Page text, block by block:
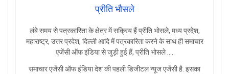
प्रीति भौसले
लंबे समय से पत्रकारिता के क्षेत्र में सक्रिय हैं प्रीति भोसले, मध्य प्रदेश,
महाराष्ट्र, उत्तर प्रदेश, दिल्ली आदि में पत्रकारिता करने के साथ ही समाचार
एजेंसी ऑफ इंडिया से जुड़ी हुई हैं, प्रीति भोसले ….
समाचार एजेंसी ऑफ इंडिया देश की पहली डिजीटल न्यूज एजेंसी है. इसका